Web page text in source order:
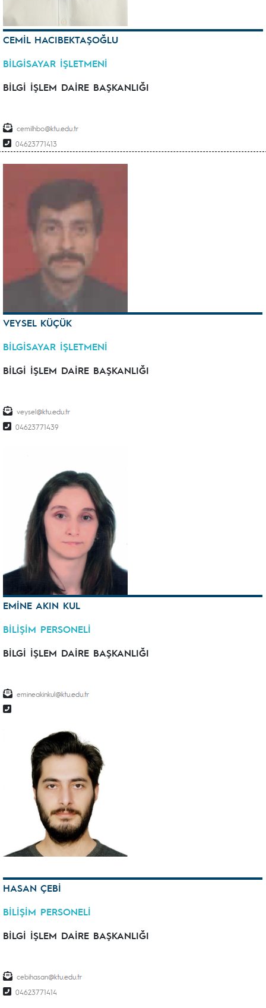
CEMİL HACIBEKTAŞOĞLU
BİLGİSAYAR İŞLETMENİ
BİLGİ İŞLEM DAİRE BAŞKANLIĞI
cemilhbo
04623771413
VEYSEL KÜÇÜK
BİLGİSAYAR İŞLETMENİ
BİLGİ İŞLEM DAİRE BAŞKANLIĞI
veysel
04623771439
EMİNE AKIN KUL
BİLİŞİM PERSONELİ
BİLGİ İŞLEM DAİRE BAŞKANLIĞI
emineakinkul
HASAN ÇEBİ
BİLİŞİM PERSONELİ
BİLGİ İŞLEM DAİRE BAŞKANLIĞI
cebihasan
04623771414